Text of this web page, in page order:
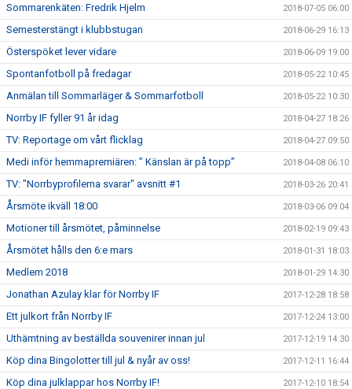
Sommarenkäten: Fredrik Hjelm 2018-07-05 06:00
Semesterstängt i klubbstugan 2018-06-29 16:13
Österspöket lever vidare 2018-06-09 19:00
Spontanfotboll på fredagar 2018-05-22 10:45
Anmälan till Sommarläger & Sommarfotboll 2018-05-22 10:30
Norrby IF fyller 91 år idag 2018-04-27 18:26
TV: Reportage om vårt flicklag 2018-04-27 09:50
Medi inför hemmapremiären: ” Känslan är på topp” 2018-04-08 06:10
TV: "Norrbyprofilerna svarar" avsnitt #1 2018-03-26 20:41
Årsmöte ikväll 18:00 2018-03-06 09:04
Motioner till årsmötet, påminnelse 2018-02-19 09:43
Årsmötet hålls den 6:e mars 2018-01-31 18:03
Medlem 2018 2018-01-29 14:30
Jonathan Azulay klar för Norrby IF 2017-12-28 18:58
Ett julkort från Norrby IF 2017-12-24 13:00
Uthämtning av beställda souvenirer innan jul 2017-12-19 14:30
Köp dina Bingolotter till jul & nyår av oss! 2017-12-11 16:44
Köp dina julklappar hos Norrby IF! 2017-12-10 18:54